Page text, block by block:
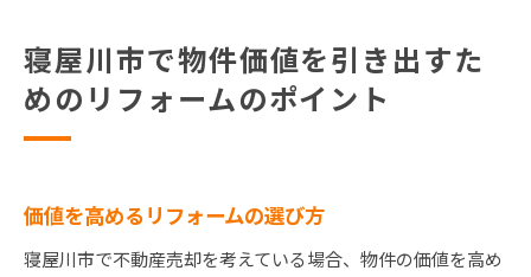
寝屋川市で物件価値を引き出すた
めのリフォームのポイント
価値を高めるリフォームの選び方
寝屋川市で不動産売却を考えている場合、物件の価値を高め